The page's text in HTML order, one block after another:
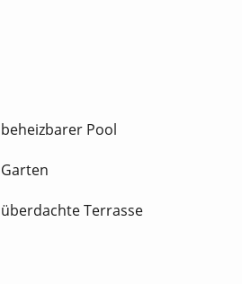
beheizbarer Pool
Garten
überdachte Terrasse